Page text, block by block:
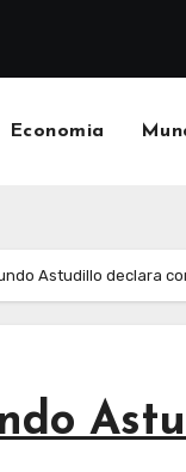
Economia
Astudillo declara